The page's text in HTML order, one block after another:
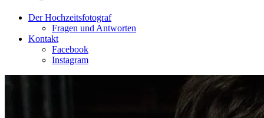
Der Hochzeitsfotograf
Fragen und Antworten
Kontakt
Facebook
Instagram